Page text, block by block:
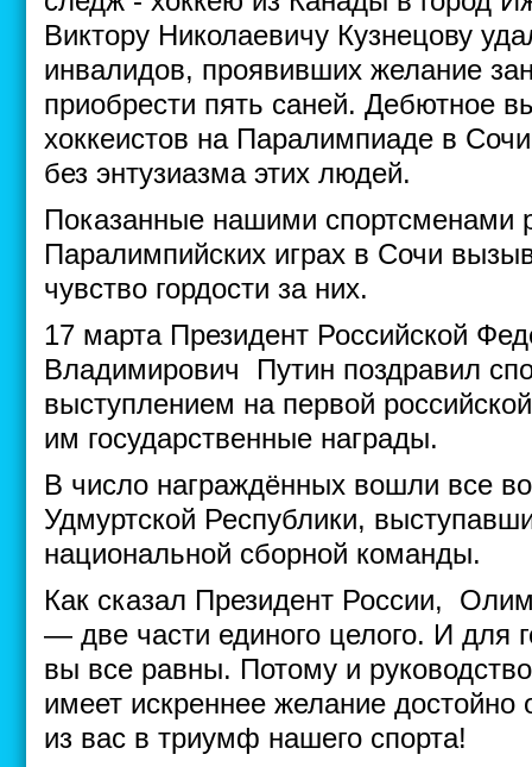
Виктору Николаевичу Кузнецову
инвалидов, проявивших желание
приобрести пять саней. Дебютное
хоккеистов на Паралимпиаде в
без энтузиазма этих людей.
Показанные нашими спортсменами
Паралимпийских играх в Сочи
чувство гордости за них.
17 марта Президент Российской
Владимирович Путин поздравил
выступлением на первой
им государственные награды.
В число награждённых вошли все
Удмуртской Республики,
национальной сборной команды.
Как сказал Президент России,
— две части единого целого. И для
вы все равны. Потому и
имеет искреннее желание достойно
из вас в триумф нашего спорта!